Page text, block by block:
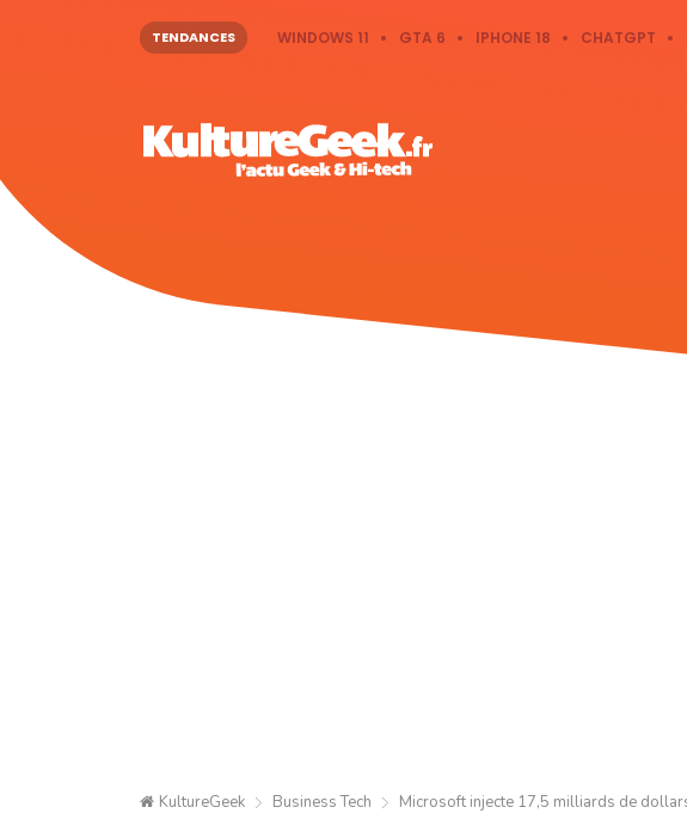
TENDANCES WINDOWS 11 GTA 6 IPHONE 18 CHATGPT
KultureGeek Business Tech Microsoft injecte 17,5 milliards de